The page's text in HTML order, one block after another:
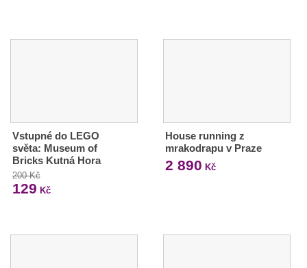
Vstupné do LEGO
světa: Museum of
Bricks Kutná Hora
200 Kč
129 Kč
House running z
mrakodrapu v Praze
2 890 Kč